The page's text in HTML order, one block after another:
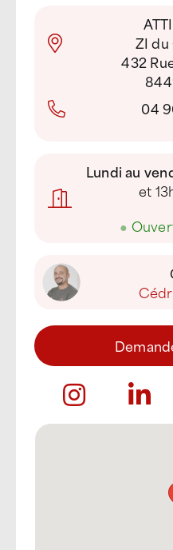
ZI du
432
04
Lundi au
et
●